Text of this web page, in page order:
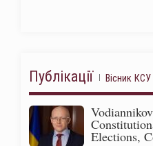
Публікації Вісник КСУ
Elections,